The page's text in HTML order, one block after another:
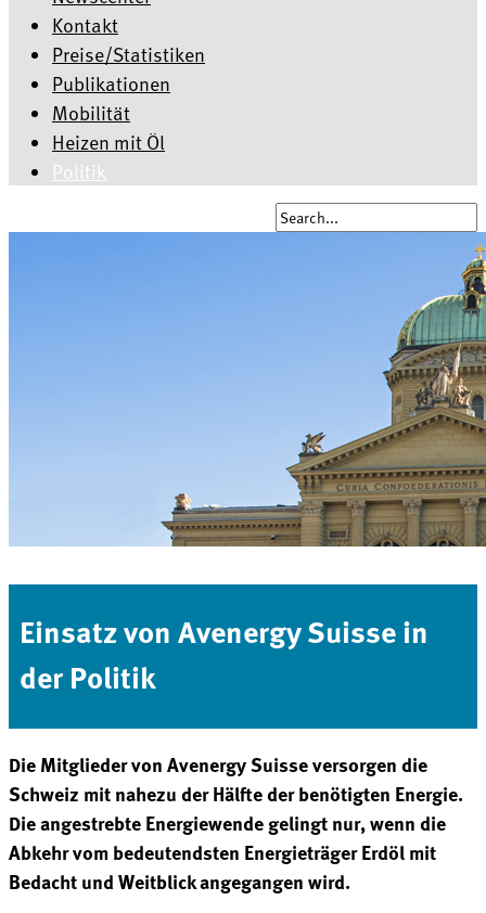
Kontakt
Preise/Statistiken
Publikationen
Mobilität
Heizen mit Öl
Politik
Einsatz von Avenergy Suisse in
der Politik
Die Mitglieder von Avenergy Suisse versorgen die
Schweiz mit nahezu der Hälfte der benötigten Energie.
Die angestrebte Energiewende gelingt nur, wenn die
Abkehr vom bedeutendsten Energieträger Erdöl mit
Bedacht und Weitblick angegangen wird.